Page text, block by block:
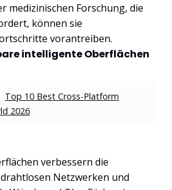
medizinischen Forschung, die
können sie
vorantreiben.
intelligente Oberflächen
Top 10 Best Cross-Platform
2026
verbessern die
Netzwerken und